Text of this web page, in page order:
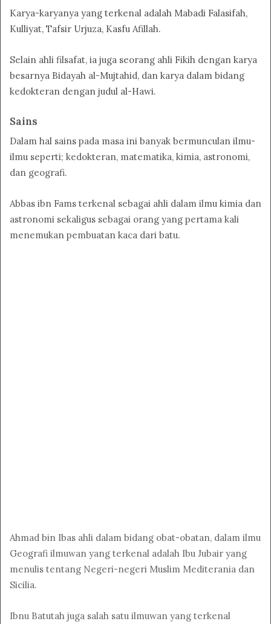
Karya-karyanya yang terkenal adalah Mabadi Falasifah,
Kulliyat, Tafsir Urjuza, Kasfu Afillah.
Selain ahli filsafat, ia juga seorang ahli Fikih dengan karya
besarnya Bidayah al-Mujtahid, dan karya dalam bidang
kedokteran dengan judul al-Hawi.
Sains
Dalam hal sains pada masa ini banyak bermunculan ilmu-
ilmu seperti; kedokteran, matematika, kimia, astronomi,
dan geografi.
Abbas ibn Fams terkenal sebagai ahli dalam ilmu kimia dan
astronomi sekaligus sebagai orang yang pertama kali
menemukan pembuatan kaca dari batu.
Ahmad bin Ibas ahli dalam bidang obat-obatan, dalam ilmu
Geografi ilmuwan yang terkenal adalah Ibu Jubair yang
menulis tentang Negeri-negeri Muslim Mediterania dan
Sicilia.
Ibnu Batutah juga salah satu ilmuwan yang terkenal